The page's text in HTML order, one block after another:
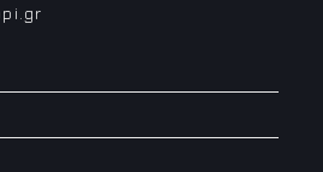
Opens